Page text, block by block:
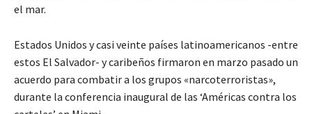
el mar.
Estados Unidos y casi veinte países latinoamericanos -entre
estos El Salvador- y caribeños firmaron en marzo pasado un
acuerdo para combatir a los grupos «narcoterroristas»,
durante la conferencia inaugural de las ‘Américas contra los